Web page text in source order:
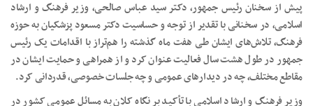
پیش از سخنان رئیس جمهور، دکتر سید عباس صالحی، وزیر فرهنگ و ارشاد
اسلامی، در سخنانی با تقدیر از توجه و حساسیت دکتر مسعود پزشکیان به حوزه
فرهنگ، تلاش‌های ایشان طی هفت ماه گذشته را هم‌تراز با اقدامات یک رئیس
جمهور در طول هشت سال فعالیت عنوان کرد و از همراهی و حمایت ایشان در
مقاطع مختلف، چه در دیدارهای عمومی و چه جلسات خصوصی، قدردانی کرد.
وزیر فرهنگ و ارشاد اسلامی با تأکید بر نگاه کلان به مسائل عمومی کشور در